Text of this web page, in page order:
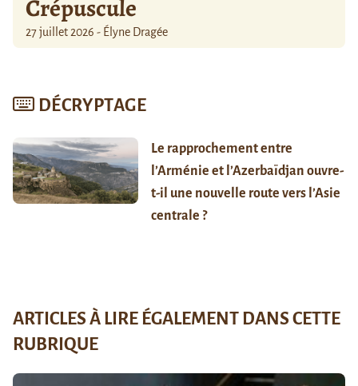
Crépuscule
27 juillet 2026 - Élyne Dragée
DÉCRYPTAGE
Le rapprochement entre
l’Arménie et l’Azerbaïdjan ouvre-
t-il une nouvelle route vers l’Asie
centrale ?
ARTICLES À LIRE ÉGALEMENT DANS CETTE
RUBRIQUE